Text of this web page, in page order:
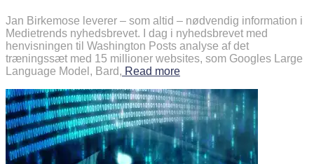
Jan Birkemose leverer – som altid – nødvendig information i
Medietrends nyhedsbrevet. I dag i nyhedsbrevet med
henvisningen til Washington Posts analyse af det
træningssæt med 15 millioner websites, som Googles Large
Language Model, Bard, Read more